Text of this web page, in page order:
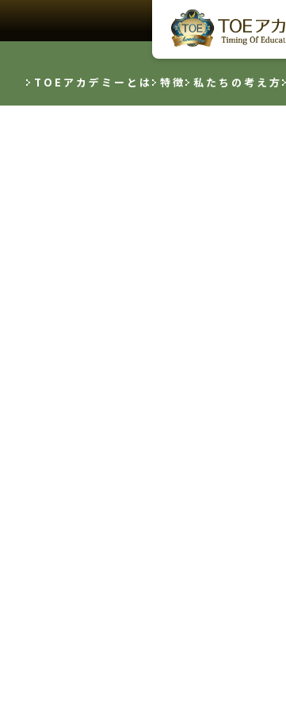
TOEアカデミーとは 特徴 私たちの考え方